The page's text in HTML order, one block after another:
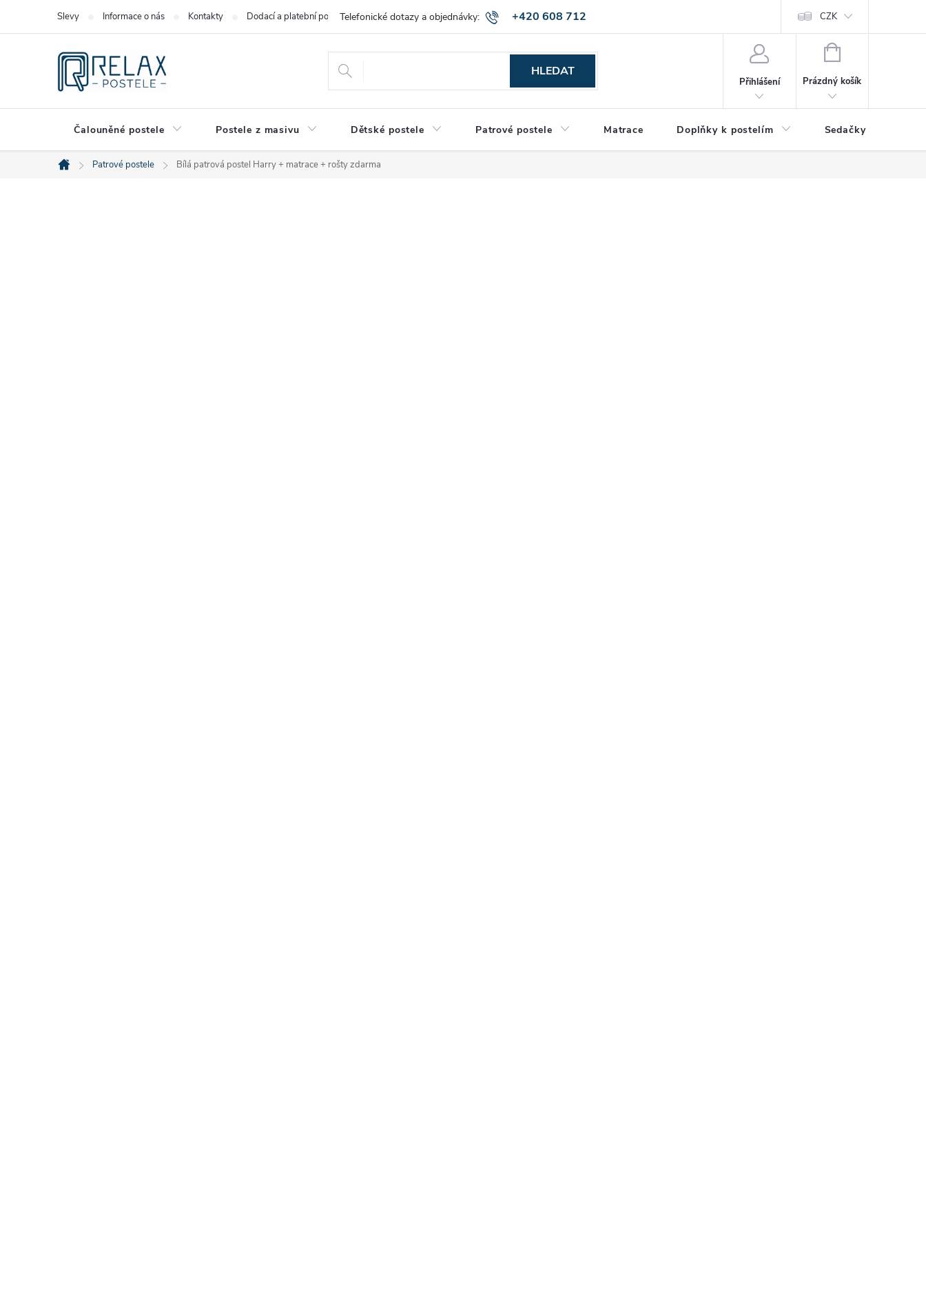
+420 608 712
515
Slevy Informace o nás Kontakty Dodací a platební podmínky Obchodní podmínky Montáž a výnos zboží Podmínky ochrany osobních údajů
CZK
HLEDAT
Přihlášení
NÁKUPNÍ
Prázdný košík
Čalouněné postele Postele z masivu Dětské postele Patrové postele Matrace Doplňky k postelím Sedačky
Domů
Patrové postele Bílá patrová postel Harry + matrace + rošty zdarma